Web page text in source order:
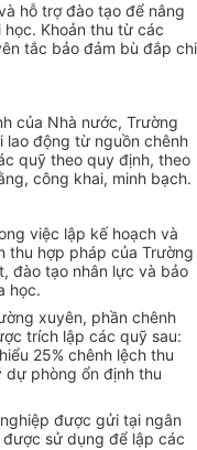
hỗ trợ đào tạo để nâng
Khoản thu từ các
tắc bảo đảm bù đắp chi
của Nhà nước, Trường
động từ nguồn chênh
quỹ theo quy định, theo
công khai, minh bạch.
việc lập kế hoạch và
thu hợp pháp của Trường
đào tạo nhân lực và bảo
học.
xuyên, phần chênh
trích lập các quỹ sau:
25% chênh lệch thu
dự phòng ổn định thu
được gửi tại ngân
sử dụng để lập các